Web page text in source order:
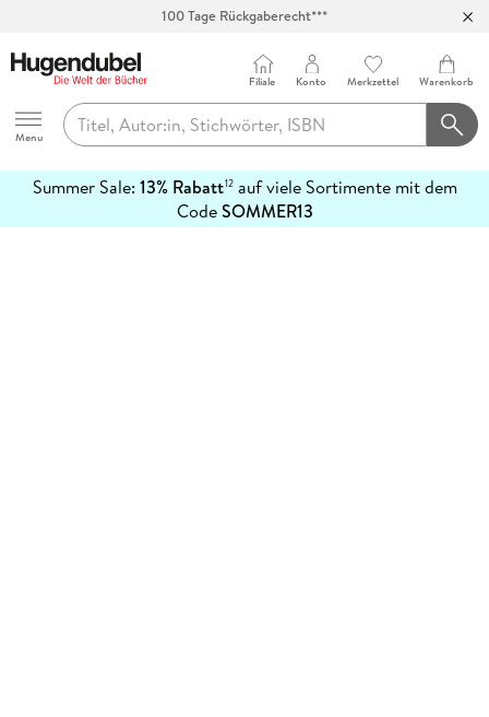
100 Tage Rückgaberecht***
Hugendubel
Menu
Filiale Konto Merkzettel Warenkorb
Summer Sale: 13% Rabatt12auf viele Sortimente mit dem
CodeSOMMER13
erfahren